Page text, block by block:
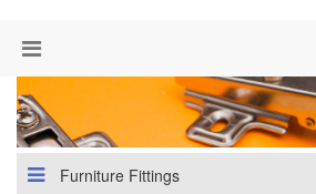
Furniture Fittings